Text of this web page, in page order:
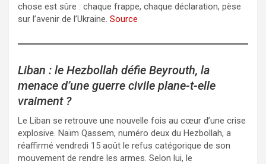
chose est sûre : chaque frappe, chaque déclaration, pèse
sur l’avenir de l’Ukraine. Source
Liban : le Hezbollah défie Beyrouth, la
menace d’une guerre civile plane-t-elle
vraiment ?
Le Liban se retrouve une nouvelle fois au cœur d’une crise
explosive. Naïm Qassem, numéro deux du Hezbollah, a
réaffirmé vendredi 15 août le refus catégorique de son
mouvement de rendre les armes. Selon lui, le